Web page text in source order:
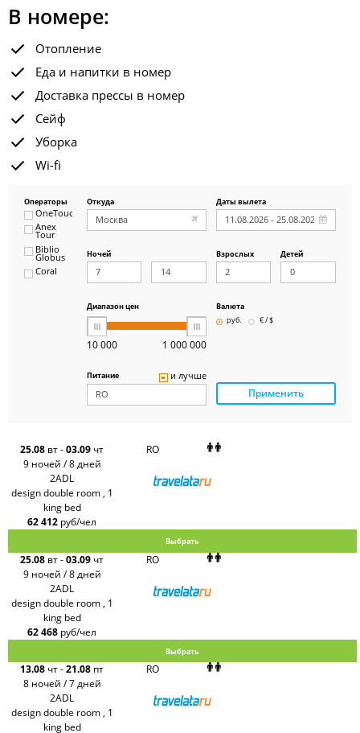
В номере:
Отопление
Еда и напитки в номер
Доставка прессы в номер
Сейф
Уборка
Wi-fi
Операторы
OneTouch&Travel
Anex
Tour
Biblio
Globus
Coral
Alean
Sunmar
PlanTravel
FUN&SUN
ex TUI
Крымская
Волна
LOTI
Express
Интурист
Travelata
Откуда Даты вылета
Ночей Взрослых Детей
Диапазон цен
10 000 1 000 000
Валюта
руб.
€ / $
Питание и лучше
Применить
25.08 вт-03.09 чт
9 ночей / 8 дней
RO
2ADL
design double room , 1
king bed
62 412 руб/чел
Выбрать
25.08 вт-03.09 чт
9 ночей / 8 дней
RO
2ADL
design double room , 1
king bed
62 468 руб/чел
Выбрать
13.08 чт-21.08 пт
8 ночей / 7 дней
RO
2ADL
design double room , 1
king bed